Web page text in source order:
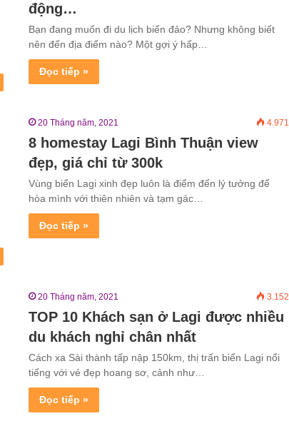
động…
Bạn đang muốn đi du lịch biển đảo? Nhưng không biết
nên đến địa điểm nào? Một gợi ý hấp…
Đọc tiếp »
20 Tháng năm, 2021 4.971
8 homestay Lagi Bình Thuận view
đẹp, giá chỉ từ 300k
Vùng biển Lagi xinh đẹp luôn là điểm đến lý tưởng để
hòa mình với thiên nhiên và tạm gác…
Đọc tiếp »
20 Tháng năm, 2021 3.152
TOP 10 Khách sạn ở Lagi được nhiều
du khách nghỉ chân nhất
Cách xa Sài thành tấp nập 150km, thị trấn biển Lagi nổi
tiếng với vẻ đẹp hoang sơ, cảnh như…
Đọc tiếp »